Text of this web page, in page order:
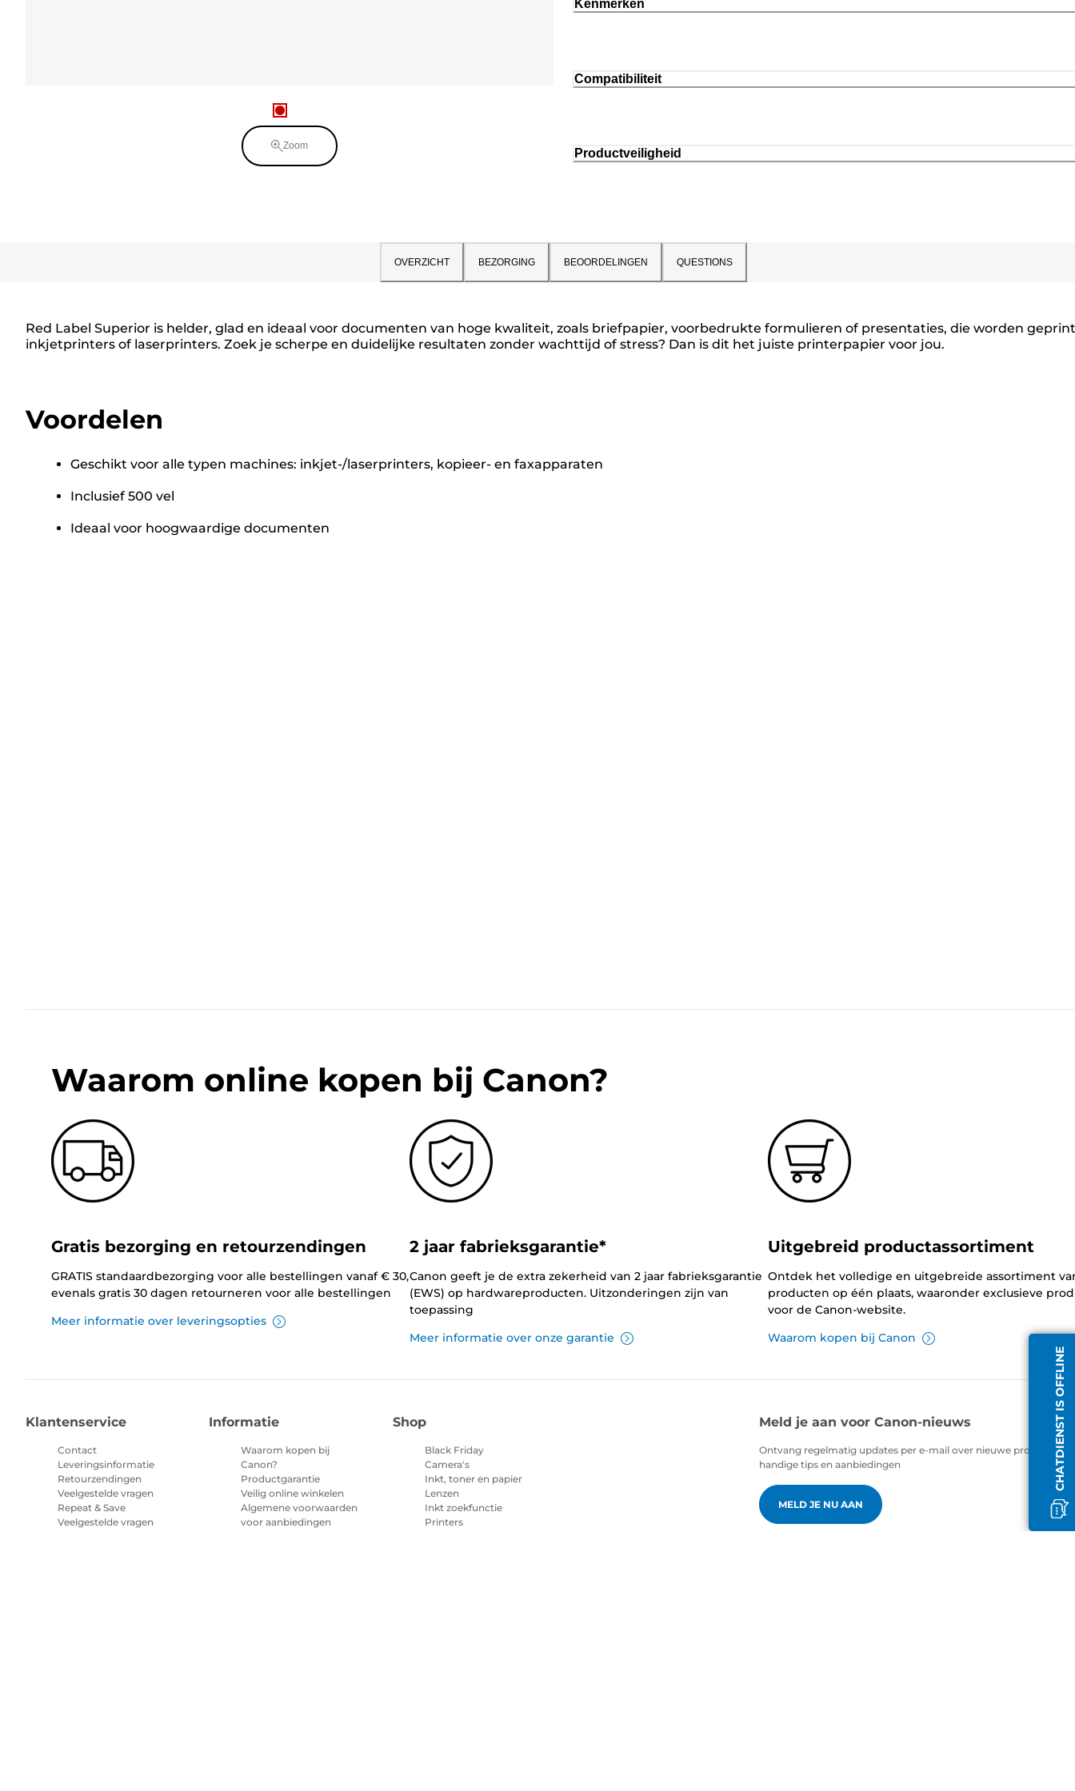
Zoom
Kenmerken
Compatibiliteit
Productveiligheid
OVERZICHT BEZORGING BEOORDELINGEN QUESTIONS
Red Label Superior is helder, glad en ideaal voor documenten van hoge kwaliteit, zoals briefpapier, voorbedrukte formulieren of presentaties, die worden
inkjetprinters of laserprinters. Zoek je scherpe en duidelijke resultaten zonder wachttijd of stress? Dan is dit het juiste printerpapier voor jou.
Voordelen
Geschikt voor alle typen machines: inkjet-/laserprinters, kopieer- en faxapparaten
Inclusief 500 vel
Ideaal voor hoogwaardige documenten
CHATDIENST IS OFFLINE
Waarom online kopen bij Canon?
Gratis bezorging en retourzendingen
GRATIS standaardbezorging voor alle bestellingen vanaf € 30,
evenals gratis 30 dagen retourneren voor alle bestellingen
Meer informatie over leveringsopties
2 jaar fabrieksgarantie*
Canon geeft je de extra zekerheid van 2 jaar fabrieksgarantie
(EWS) op hardwareproducten. Uitzonderingen zijn van
toepassing
Meer informatie over onze garantie
Uitgebreid productassortiment
Ontdek het volledige en uitgebreide assortiment
producten op één plaats, waaronder exclusieve
voor de Canon-website.
Waarom kopen bij Canon
Klantenservice
Contact
Leveringsinformatie
Retourzendingen
Veelgestelde vragen
Repeat & Save
Veelgestelde vragen
Informatie
Waarom kopen bij
Canon?
Productgarantie
Veilig online winkelen
Algemene voorwaarden
voor aanbiedingen
Shop
Black Friday
Camera's
Inkt, toner en papier
Lenzen
Inkt zoekfunctie
Printers
Meld je aan voor Canon-nieuws
Ontvang regelmatig updates per e-mail over nieuwe producten,
handige tips en aanbiedingen
MELD JE NU AAN